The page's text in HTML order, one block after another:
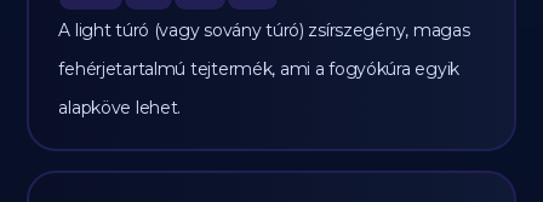
A light túró (vagy sovány túró) zsírszegény, magas
fehérjetartalmú tejtermék, ami a fogyókúra egyik
alapköve lehet.